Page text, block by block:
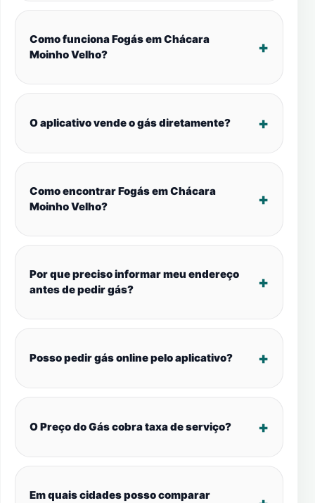
Como funciona Fogás em Chácara
Moinho Velho?
O aplicativo vende o gás diretamente?
Como encontrar Fogás em Chácara
Moinho Velho?
Por que preciso informar meu endereço
antes de pedir gás?
Posso pedir gás online pelo aplicativo?
O Preço do Gás cobra taxa de serviço?
Em quais cidades posso comparar